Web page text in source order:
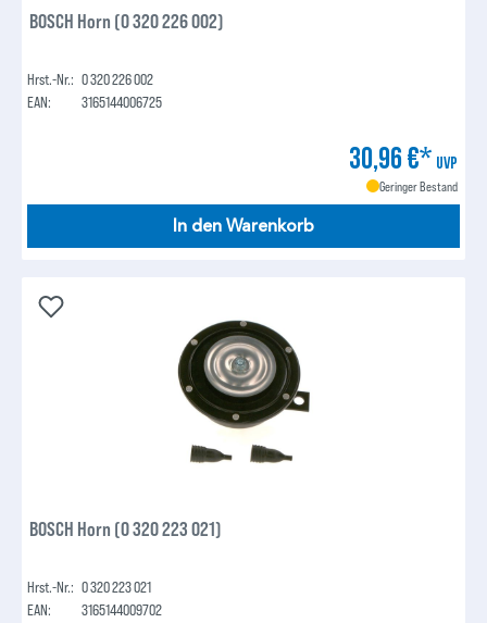
BOSCH Horn (0 320 226 002)
Hrst.-Nr.: 0 320 226 002
EAN:
3165144006725
30,96 €* UVP
Geringer Bestand
In den Warenkorb
BOSCH Horn (0 320 223 021)
Hrst.-Nr.: 0 320 223 021
EAN:
3165144009702